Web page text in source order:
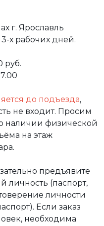
г. Ярославль
х рабочих дней.
руб.
до подъезда,
не входит. Просим
наличии физической
на этаж
предъявите
личность (паспорт,
личности
Если заказ
необходима